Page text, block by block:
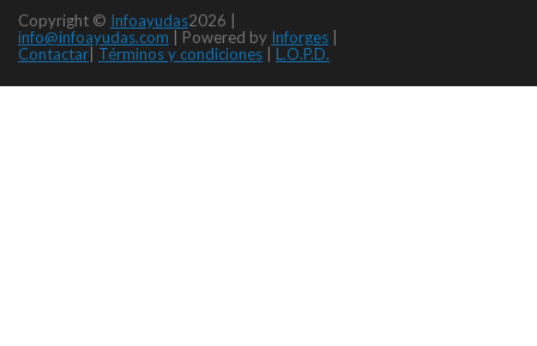
Copyright © Infoayudas2026 |
info@infoayudas.com
Powered by Inforges
Contactar Términos y condiciones L.O.P.D.